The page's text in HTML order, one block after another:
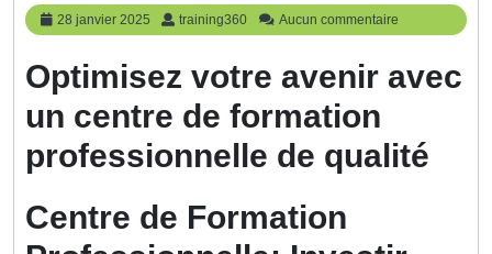
28 janvier 2025
28
janvier
training360 training360
Aucun commentaire
Optimisez votre avenir avec
un centre de formation
professionnelle de qualité
Centre de Formation